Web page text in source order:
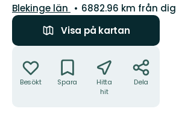
Län:
Blekinge län
6882.96 km från dig
Visa på kartan
Besökt Spara
Hitta
hit
Dela